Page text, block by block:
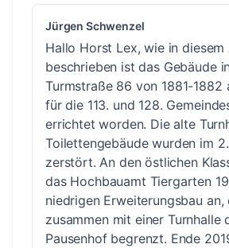
Jürgen Schwenzel
Hallo Horst Lex, wie in diesem
beschrieben ist das Gebäude
Turmstraße 86 von 1881-1882
für die 113. und 128.
errichtet worden. Die alte
Toilettengebäude wurden im
zerstört. An den östlichen
das Hochbauamt Tiergarten
niedrigen Erweiterungsbau an,
zusammen mit einer Turnhalle
Pausenhof begrenzt. Ende